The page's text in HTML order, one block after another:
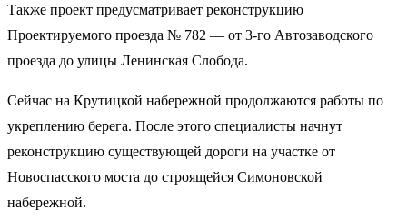
Также проект предусматривает реконструкцию
Проектируемого проезда № 782 — от 3-го Автозаводского
проезда до улицы Ленинская Слобода.
Сейчас на Крутицкой набережной продолжаются работы по
укреплению берега. После этого специалисты начнут
реконструкцию существующей дороги на участке от
Новоспасского моста до строящейся Симоновской
набережной.